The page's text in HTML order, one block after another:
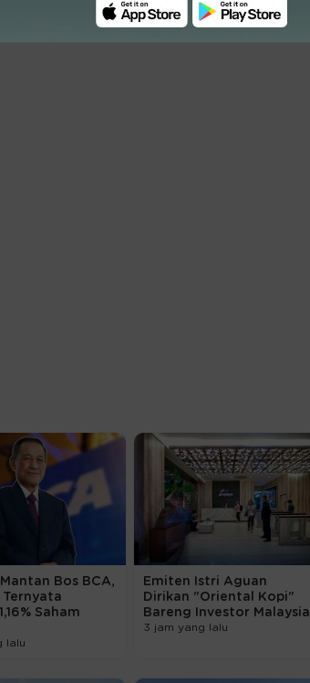
#PT Bank Panin Indonesia Tbk. (PNBN)
Bos BCA,
Saham
lalu
Emiten Istri Aguan
Dirikan "Oriental Kopi"
Bareng Investor Malaysia
3 jam yang lalu